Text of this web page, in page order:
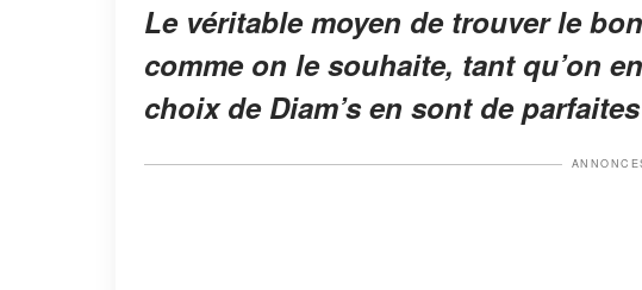
Le véritable moyen de trouver le
comme on le souhaite, tant qu’on
choix de Diam’s en sont de